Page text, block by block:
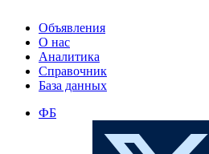
Объявления
О нас
Аналитика
Справочник
База данных
ФБ